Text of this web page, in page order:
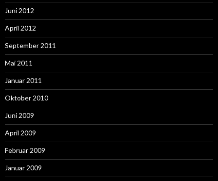
Juni 2012
April 2012
September 2011
Mai 2011
Januar 2011
Oktober 2010
Juni 2009
April 2009
Februar 2009
Januar 2009